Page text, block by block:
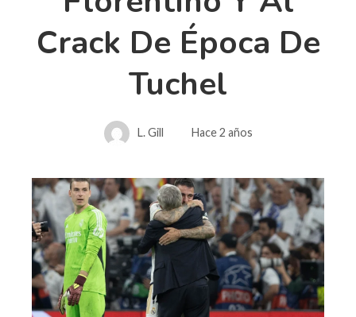
Crack De Época De
Tuchel
L. Gill Hace 2 años